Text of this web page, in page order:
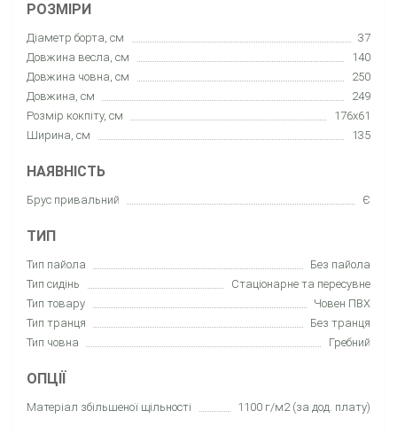
РОЗМІРИ
Діаметр борта, см
37
Довжина весла, см
140
Довжина човна, см
250
Довжина, см
249
Розмір кокпіту, см
176x61
Ширина, см
135
НАЯВНІСТЬ
Брус привальний Є
ТИП
Тип пайола
Без пайола
Тип сидінь
Cтаціонарне та пересувне
Тип товару
Човен ПВХ
Тип транця
Без транця
Тип човна
Гребний
ОПЦІЇ
Матеріал збільшеної щільності 1100 г/м2 (за дод. плату)